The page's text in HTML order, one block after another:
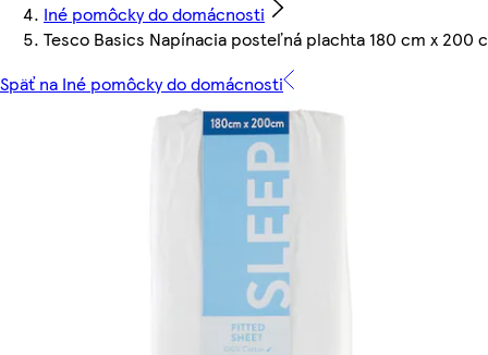
Iné pomôcky do domácnosti
Tesco Basics Napínacia posteľná plachta 180 cm x 200
Späť na Iné pomôcky do domácnosti